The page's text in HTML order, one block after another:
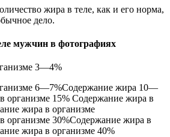
жира в теле, как и его норма,
дело.
мужчин в фотографиях
3—4%
6—7%Содержание жира 10—
организме 15% Содержание жира в
жира в организме
организме 30%Содержание жира в
жира в организме 40%